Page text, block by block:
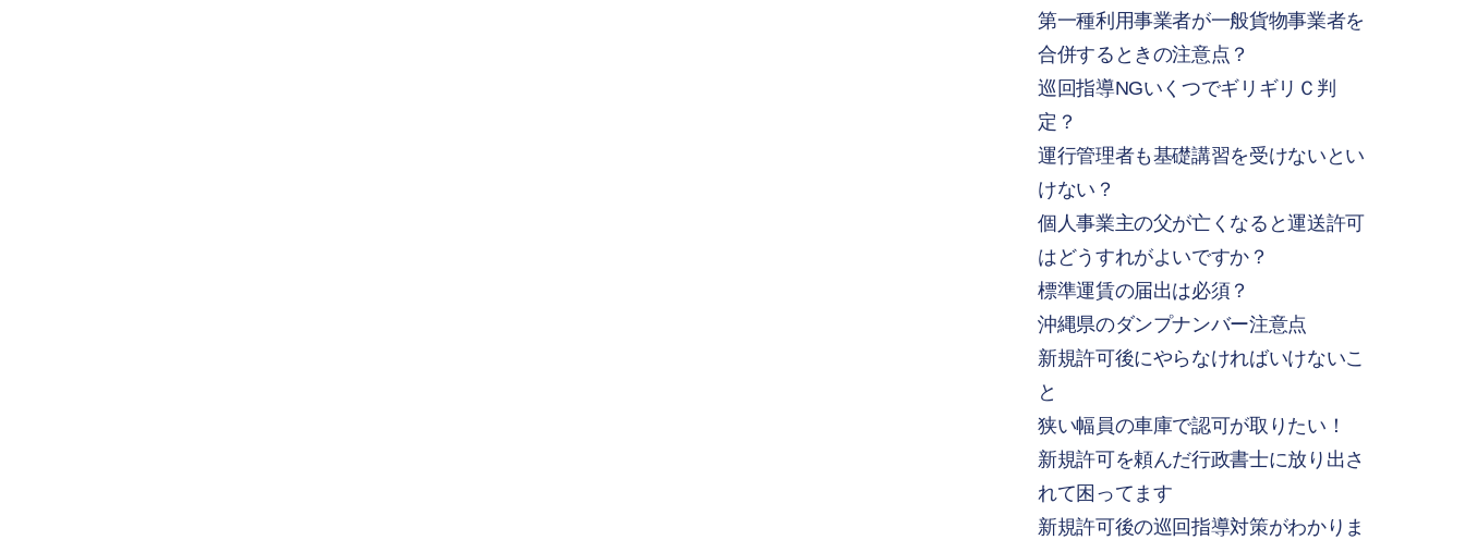
第一種利用事業者が一般貨物事業者を
合併するときの注意点？
巡回指導NGいくつでギリギリＣ判
定？
運行管理者も基礎講習を受けないとい
けない？
個人事業主の父が亡くなると運送許可
はどうすれがよいですか？
標準運賃の届出は必須？
沖縄県のダンプナンバー注意点
新規許可後にやらなければいけないこ
と
狭い幅員の車庫で認可が取りたい！
新規許可を頼んだ行政書士に放り出さ
れて困ってます
新規許可後の巡回指導対策がわかりま